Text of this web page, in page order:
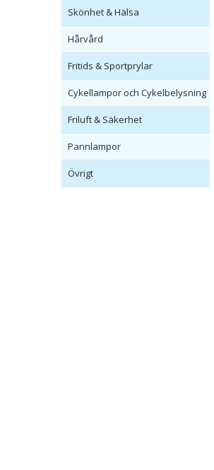
Skönhet & Hälsa
Hårvård
Fritids & Sportprylar
Cykellampor och Cykelbelysning
Friluft & Säkerhet
Pannlampor
Övrigt